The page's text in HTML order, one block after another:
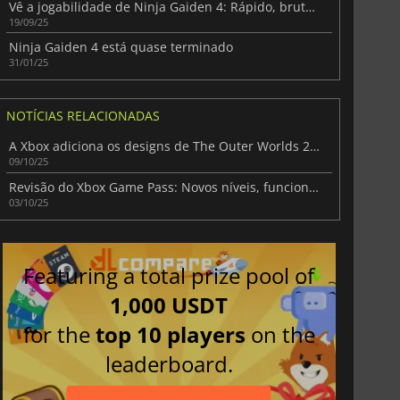
Vê a jogabilidade de Ninja Gaiden 4: Rápido, brutal e implacável
19/09/25
Ninja Gaiden 4 está quase terminado
31/01/25
NOTÍCIAS RELACIONADAS
A Xbox adiciona os designs de The Outer Worlds 2 à sua linha Xbox Design Lab
09/10/25
Revisão do Xbox Game Pass: Novos níveis, funcionalidades alargadas e reacções da comunidade
03/10/25
Featuring a total prize pool of
1,000 USDT
for thetop 10 players on the
leaderboard.